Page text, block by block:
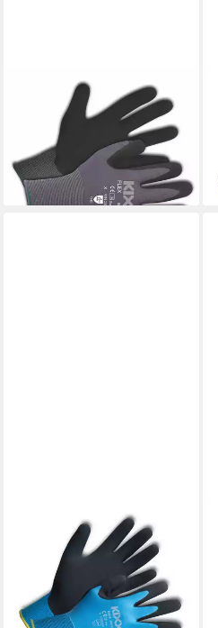
Gartenhandschuhe Flex
Handschuhe für die
Gartenarbeit, Grau/Schwarz
ab 5,99 €
lieferbar - in 2-3 Werktagen bei dir